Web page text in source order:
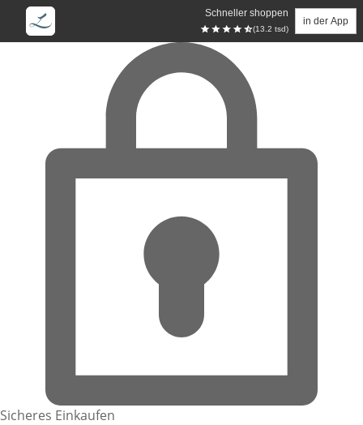
Schneller shoppen
(13.2 tsd)
in der App
Zum Hauptinhalt springen
Sicheres Einkaufen